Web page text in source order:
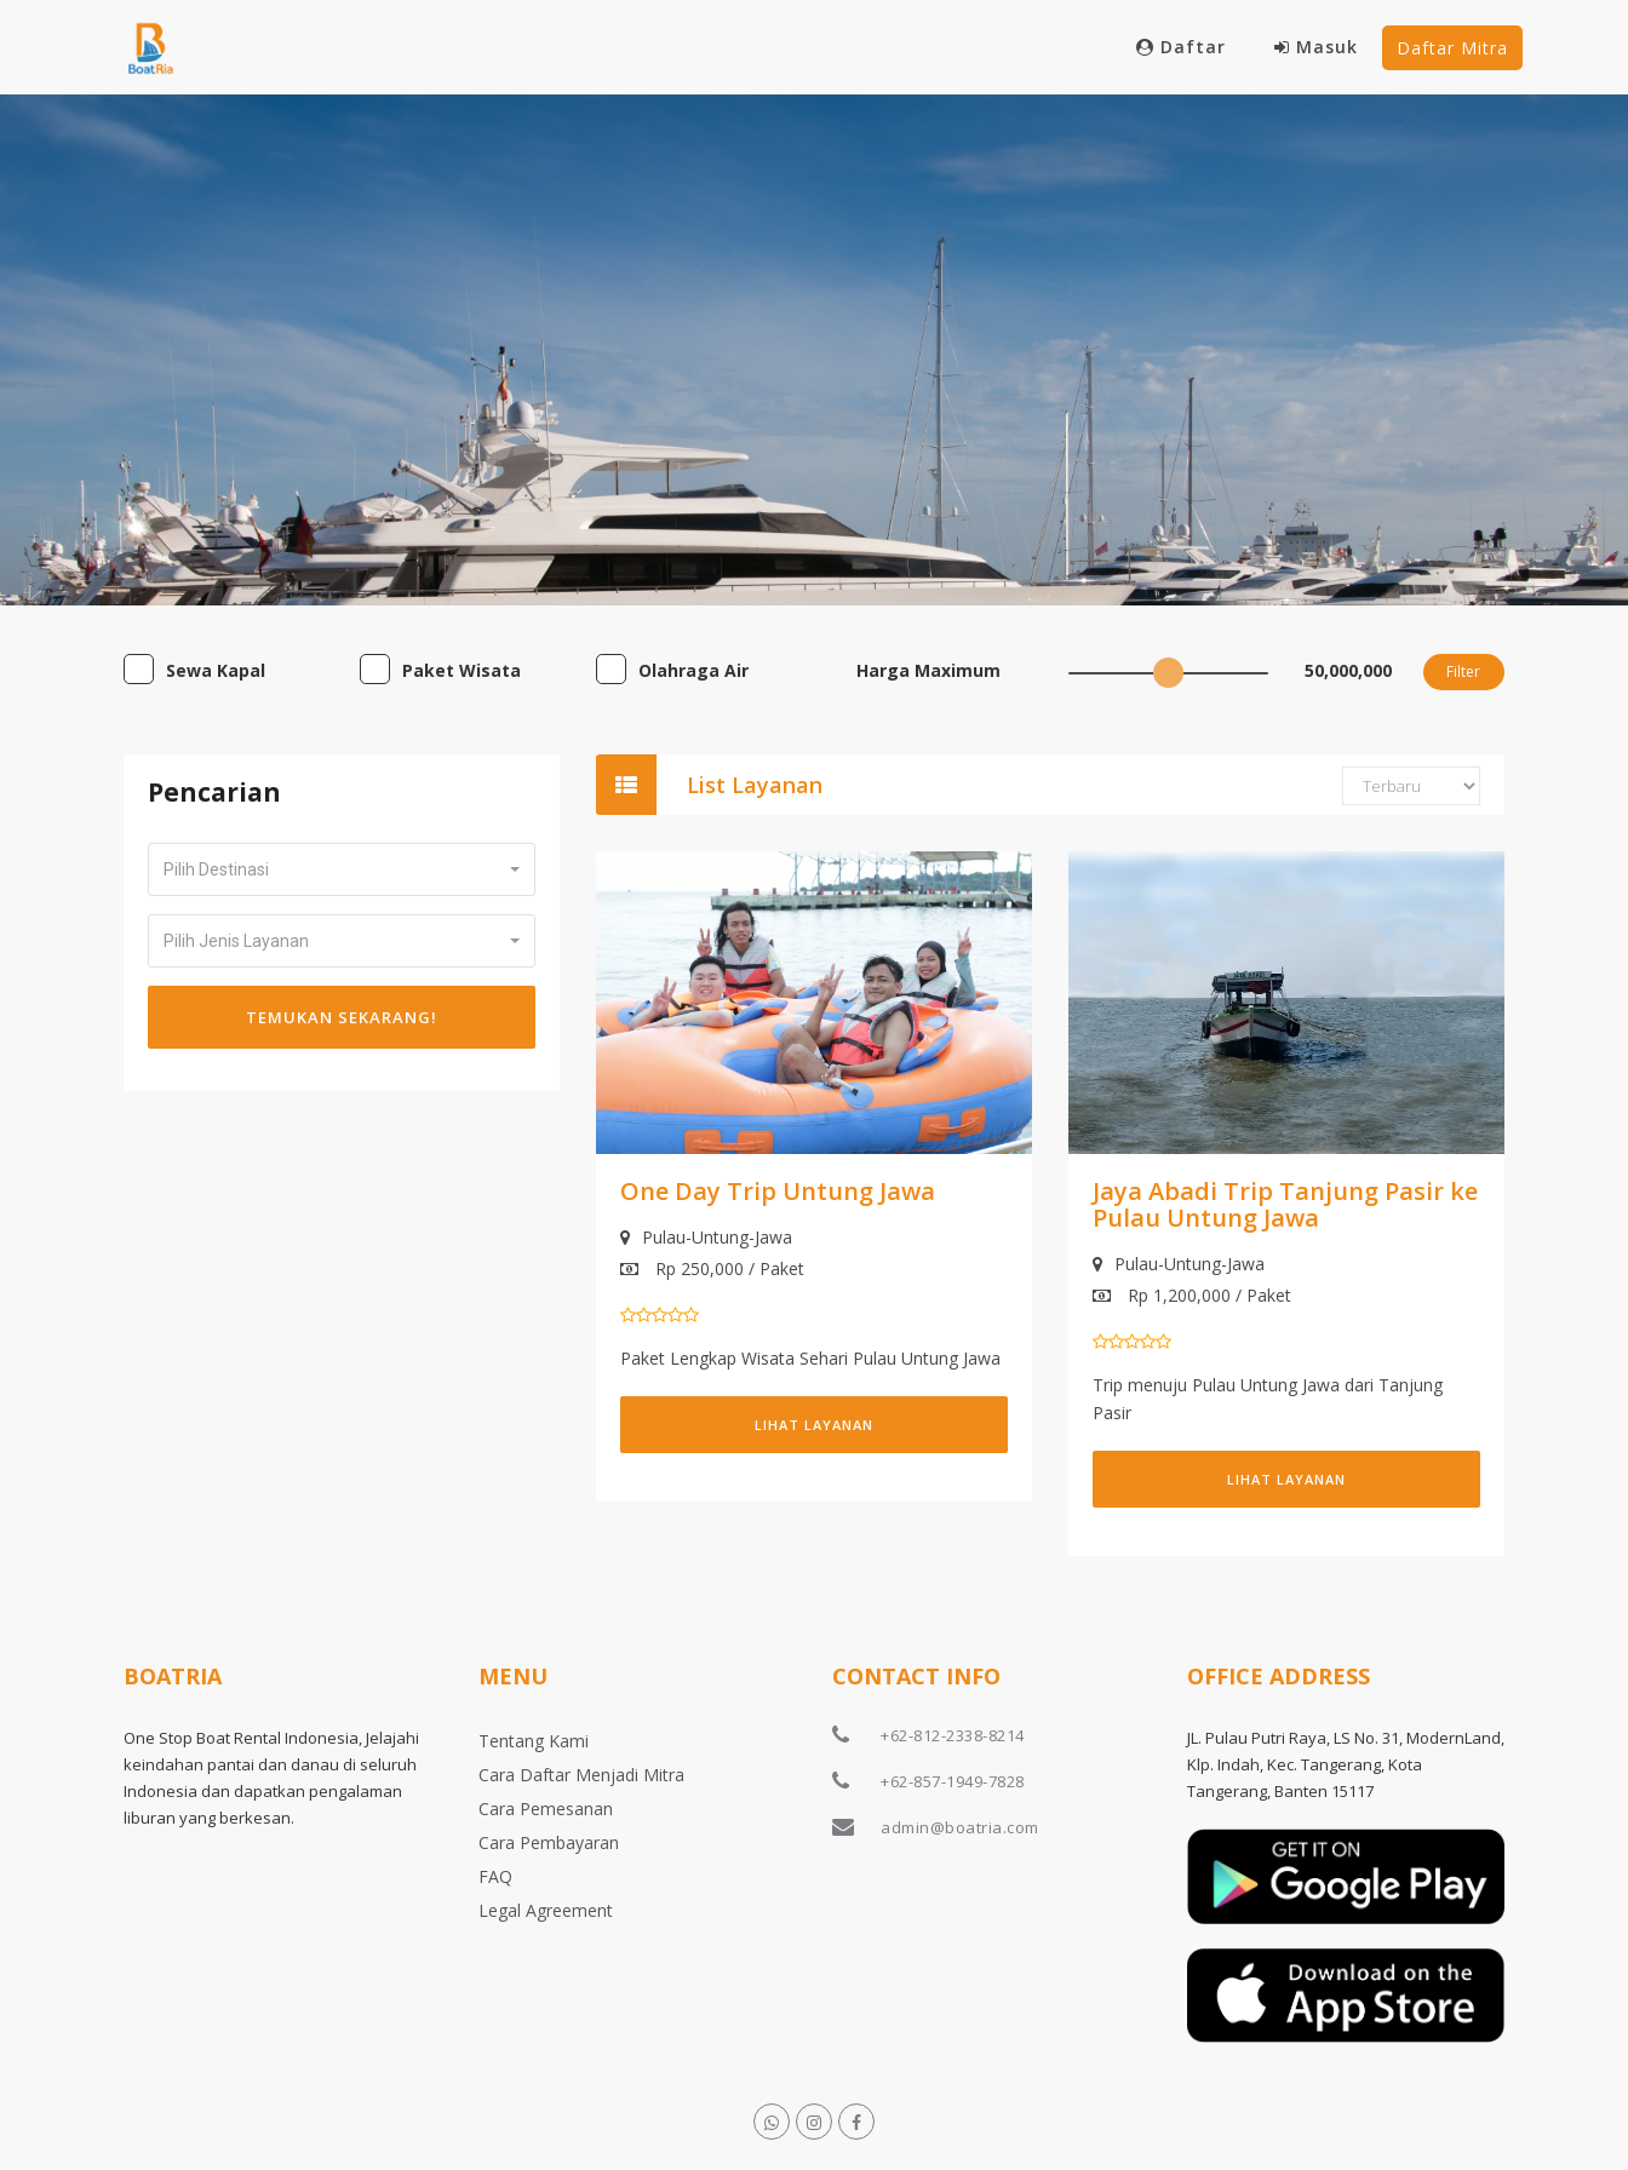
Daftar Mitra
Daftar Masuk
Sewa Kapal Paket Wisata Olahraga Air Harga Maximum 50,000,000 Filter
List Layanan
One Day Trip Untung Jawa
Pulau-Untung-Jawa
Rp 250,000 / Paket
Paket Lengkap Wisata Sehari Pulau Untung Jawa
LIHAT LAYANAN
Jaya Abadi Trip Tanjung Pasir ke
Pulau Untung Jawa
Pulau-Untung-Jawa
Rp 1,200,000 / Paket
Trip menuju Pulau Untung Jawa dari Tanjung
Pasir
LIHAT LAYANAN
Pencarian
Pilih Destinasi
Pilih Jenis Layanan
TEMUKAN SEKARANG!
BOATRIA
One Stop Boat Rental Indonesia, Jelajahi
keindahan pantai dan danau di seluruh
Indonesia dan dapatkan pengalaman
liburan yang berkesan.
MENU
Tentang Kami
Cara Daftar Menjadi Mitra
Cara Pemesanan
Cara Pembayaran
FAQ
Legal Agreement
CONTACT INFO
+62-812-2338-8214
+62-857-1949-7828
admin@boatria.com
OFFICE ADDRESS
JL. Pulau Putri Raya, LS No. 31, ModernLand,
Klp. Indah, Kec. Tangerang, Kota
Tangerang, Banten 15117